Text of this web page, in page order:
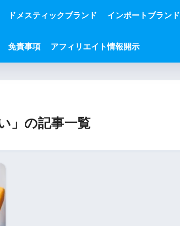
ドメスティックブランド インポートブランド
免責事項 アフィリエイト情報開示
」の記事一覧